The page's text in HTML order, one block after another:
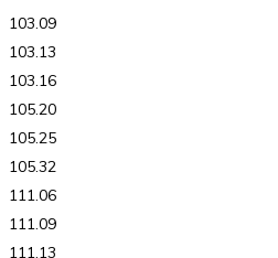
103.09
103.13
103.16
105.20
105.25
105.32
111.06
111.09
111.13